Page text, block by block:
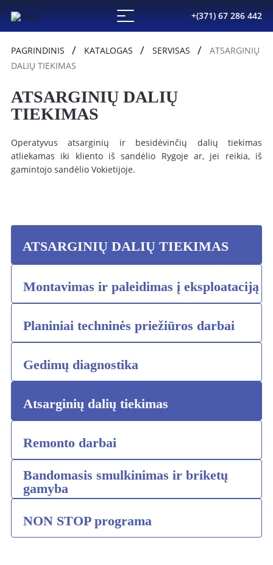
+(371) 67 286 442
PAGRINDINIS KATALOGAS SERVISAS
ATSARGINIŲ
DALIŲ TIEKIMAS
ATSARGINIŲ DALIŲ
TIEKIMAS
Operatyvus atsarginių ir besidėvinčių dalių tiekimas
atliekamas iki kliento iš sandėlio Rygoje ar, jei reikia, iš
gamintojo sandėlio Vokietijoje.
ATSARGINIŲ DALIŲ TIEKIMAS
Montavimas ir paleidimas į eksploataciją
Planiniai techninės priežiūros darbai
Gedimų diagnostika
Atsarginių dalių tiekimas
Remonto darbai
Bandomasis smulkinimas ir briketų
gamyba
NON STOP programa